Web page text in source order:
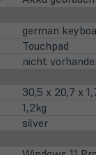
neuemgerman
Touchpad
nicht
30,5 x 20,7 x
1,2kg
silver